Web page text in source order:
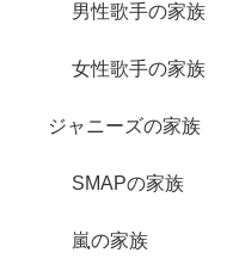
男性歌手の家族
女性歌手の家族
ジャニーズの家族
SMAPの家族
嵐の家族